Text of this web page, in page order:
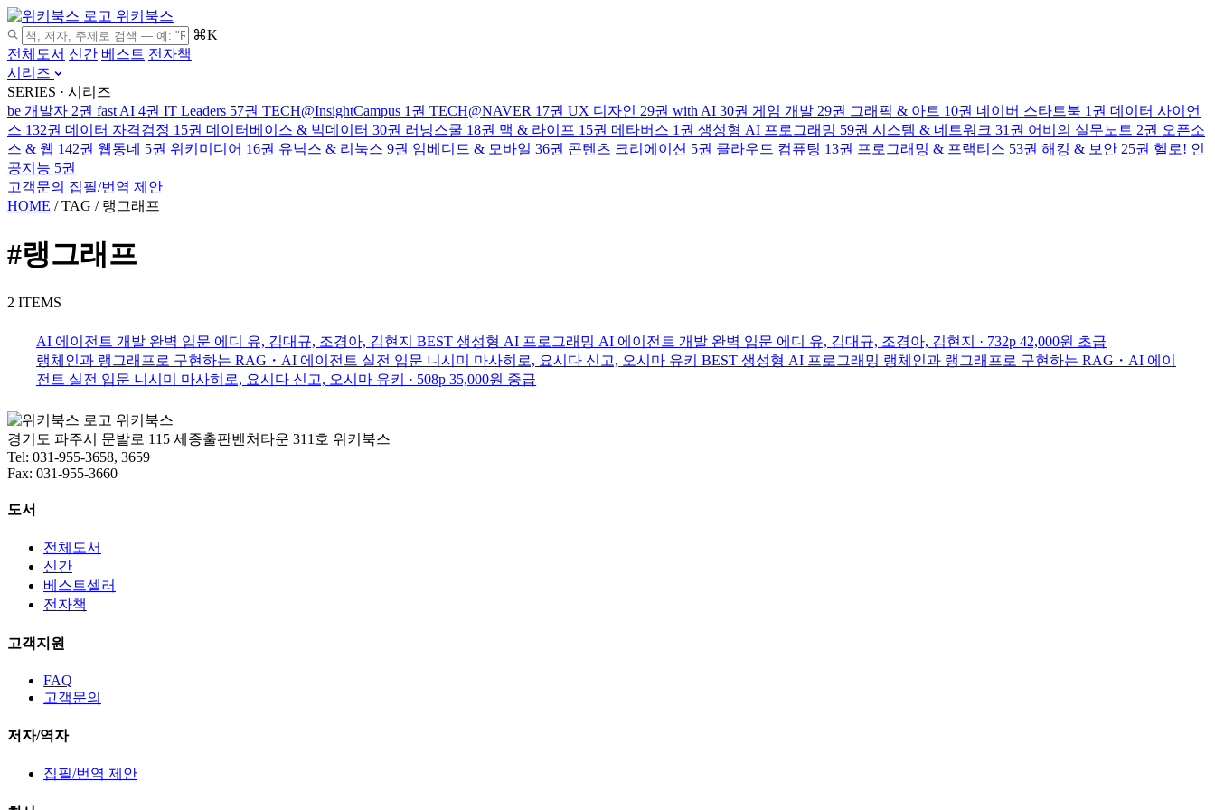
위키북스
⌘K
전체도서 신간 베스트 전자책
시리즈
SERIES · 시리즈
be 개발자 2권 fast AI 4권 IT Leaders 57권 TECH@InsightCampus 1권 TECH@NAVER 17권 UX 디자인 29권 with AI 30권 게임 개발 29권 그래픽 & 아트 10권 네이버 스타트북 1권 데이터 사이언
스 132권 데이터 자격검정 15권 데이터베이스 & 빅데이터 30권 러닝스쿨 18권 맥 & 라이프 15권 메타버스 1권 생성형 AI 프로그래밍 59권 시스템 & 네트워크 31권 어비의 실무노트 2권 오픈소
스 & 웹 142권 웹동네 5권 위키미디어 16권 유닉스 & 리눅스 9권 임베디드 & 모바일 36권 콘텐츠 크리에이션 5권 클라우드 컴퓨팅 13권 프로그래밍 & 프랙티스 53권 해킹 & 보안 25권 헬로! 인
공지능 5권
고객문의 집필/번역 제안
HOME / TAG / 랭그래프
#랭그래프
2 ITEMS
AI 에이전트 개발 완벽 입문 에디 유, 김대규, 조경아, 김현지 BEST 생성형 AI 프로그래밍 AI 에이전트 개발 완벽 입문 에디 유, 김대규, 조경아, 김현지 · 732p 42,000원 초급
랭체인과 랭그래프로 구현하는 RAG・AI 에이전트 실전 입문 니시미 마사히로, 요시다 신고, 오시마 유키 BEST 생성형 AI 프로그래밍 랭체인과 랭그래프로 구현하는 RAG・AI 에이
전트 실전 입문 니시미 마사히로, 요시다 신고, 오시마 유키 · 508p 35,000원 중급
위키북스
경기도 파주시 문발로 115 세종출판벤처타운 311호 위키북스
Tel: 031-955-3658, 3659
Fax: 031-955-3660
도서
전체도서
신간
베스트셀러
전자책
고객지원
FAQ
고객문의
저자/역자
집필/번역 제안